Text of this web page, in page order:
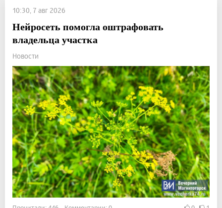
10:30, 7 авг 2026
Нейросеть помогла оштрафовать
владельца участка
Новости